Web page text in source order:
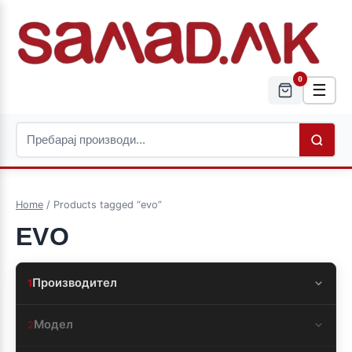
0
☰
Home / Products tagged “evo”
EVO
1Производител
2Модел